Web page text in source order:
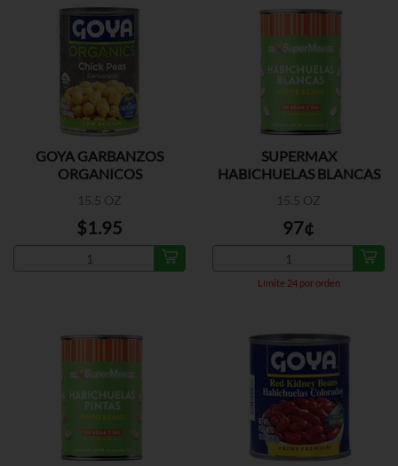
GOYA GARBANZOS
ORGANICOS
15.5 OZ
$1.95
SUPERMAX
HABICHUELAS BLANCAS
15.5 OZ
Límite 24 por orden
97¢